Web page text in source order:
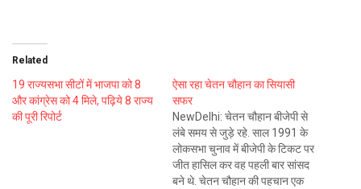
Related
19 राज्यसभा सीटों में भाजपा को 8
और कांग्रेस को 4 मिले, पढ़िये 8 राज्य
की पूरी रिपोर्ट
ऐसा रहा चेतन चौहान का सियासी
सफर
NewDelhi: चेतन चौहान बीजेपी से
लंबे समय से जुड़े रहे. साल 1991 के
लोकसभा चुनाव में बीजेपी के टिकट पर
जीत हासिल कर वह पहली बार सांसद
बने थे. चेतन चौहान की पहचान एक